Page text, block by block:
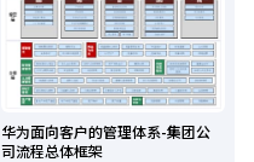
华为面向客户的管理体系-集团公
司流程总体框架